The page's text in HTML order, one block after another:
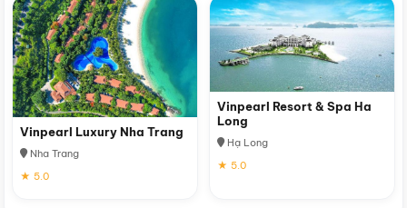
Vinpearl Luxury Nha Trang
Nha Trang
★ 5.0
Vinpearl Resort & Spa Ha
Long
Hạ Long
★ 5.0